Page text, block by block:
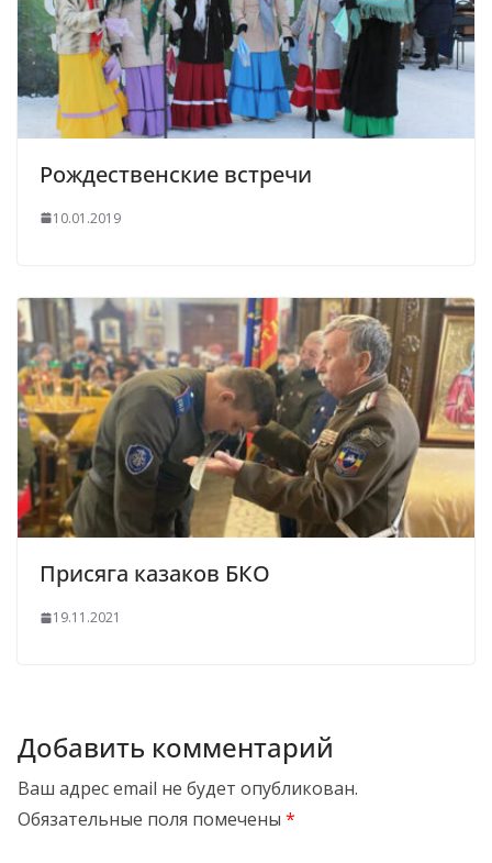
Рождественские встречи
10.01.2019
Присяга казаков БКО
19.11.2021
Добавить комментарий
Ваш адрес email не будет опубликован.
Обязательные поля помечены *